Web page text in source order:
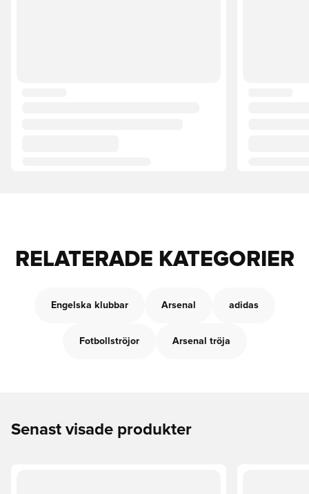
RELATERADE KATEGORIER
Engelska klubbar Arsenal adidas
Fotbollströjor Arsenal tröja
Senast visade produkter